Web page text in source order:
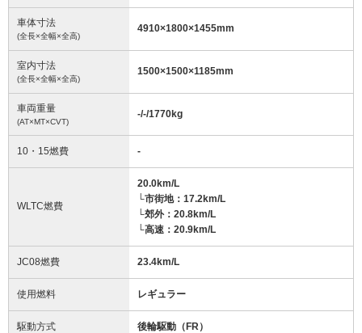
車体寸法
(全長×全幅×全高)
4910×1800×1455mm
室内寸法
(全長×全幅×全高)
1500×1500×1185mm
車両重量
(AT×MT×CVT)
-/-/1770kg
10・15燃費 -
WLTC燃費
20.0km/L
└市街地：17.2km/L
└郊外：20.8km/L
└高速：20.9km/L
JC08燃費 23.4km/L
使用燃料 レギュラー
駆動方式 後輪駆動（FR）